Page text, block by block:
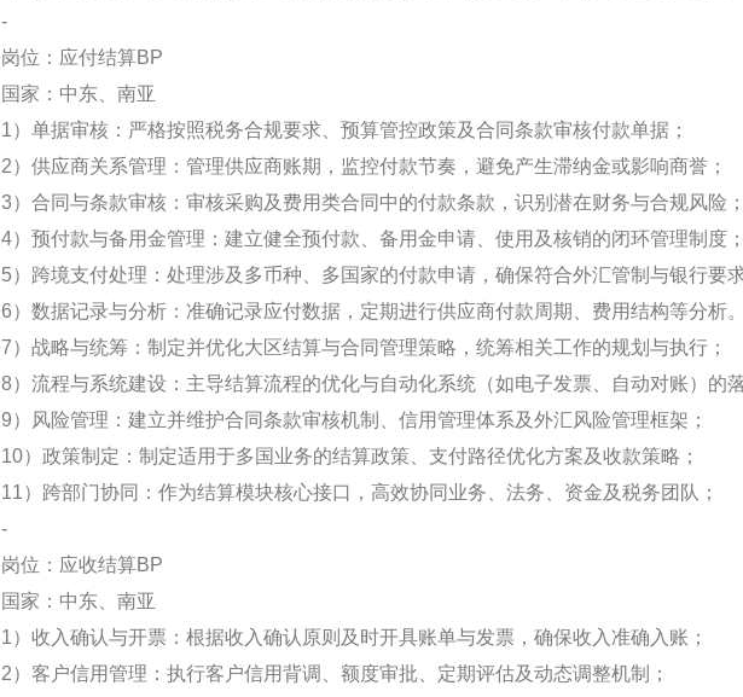
-
岗位：应付结算BP
国家：中东、南亚
1）单据审核：严格按照税务合规要求、预算管控政策及合同条款审核付款单据；
2）供应商关系管理：管理供应商账期，监控付款节奏，避免产生滞纳金或影响商誉；
3）合同与条款审核：审核采购及费用类合同中的付款条款，识别潜在财务与合规风险；
4）预付款与备用金管理：建立健全预付款、备用金申请、使用及核销的闭环管理制度；
5）跨境支付处理：处理涉及多币种、多国家的付款申请，确保符合外汇管制与银行要求
6）数据记录与分析：准确记录应付数据，定期进行供应商付款周期、费用结构等分析。
7）战略与统筹：制定并优化大区结算与合同管理策略，统筹相关工作的规划与执行；
8）流程与系统建设：主导结算流程的优化与自动化系统（如电子发票、自动对账）的落
9）风险管理：建立并维护合同条款审核机制、信用管理体系及外汇风险管理框架；
10）政策制定：制定适用于多国业务的结算政策、支付路径优化方案及收款策略；
11）跨部门协同：作为结算模块核心接口，高效协同业务、法务、资金及税务团队；
-
岗位：应收结算BP
国家：中东、南亚
1）收入确认与开票：根据收入确认原则及时开具账单与发票，确保收入准确入账；
2）客户信用管理：执行客户信用背调、额度审批、定期评估及动态调整机制；